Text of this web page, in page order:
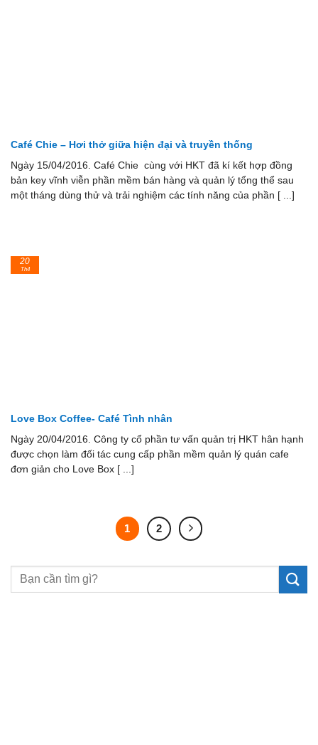
Café Chie – Hơi thở giữa hiện đại và truyền thống
Ngày 15/04/2016. Café Chie cùng với HKT đã kí kết hợp đồng
bản key vĩnh viễn phần mềm bán hàng và quản lý tổng thể sau
một tháng dùng thử và trải nghiệm các tính năng của phần [ ...]
Love Box Coffee- Café Tình nhân
Ngày 20/04/2016. Công ty cổ phần tư vấn quản trị HKT hân hạnh
được chọn làm đối tác cung cấp phần mềm quản lý quán cafe
đơn giản cho Love Box [ ...]
20
Th4
1 2